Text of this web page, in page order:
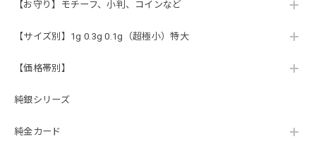
【お守り】モチーフ、小判、コインなど
【サイズ別】1g 0.3g 0.1g（超極小）特大
【価格帯別】
純銀シリーズ
純金カード